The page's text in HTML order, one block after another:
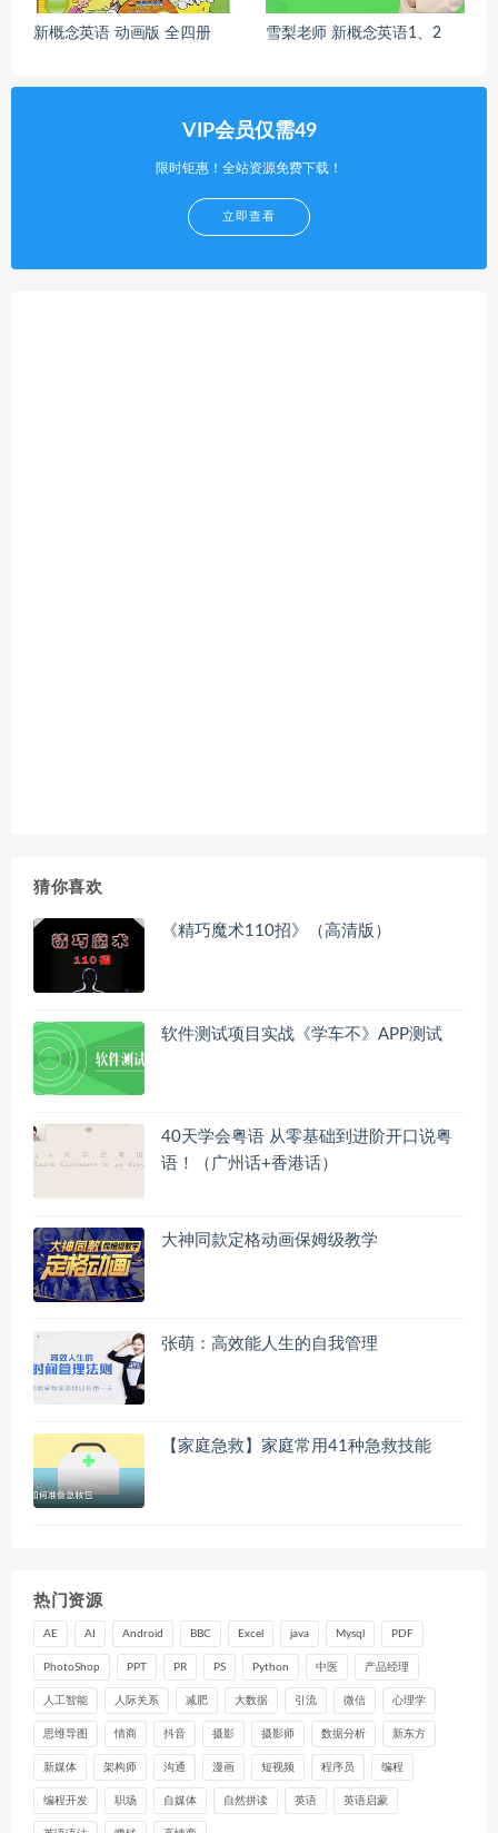
新概念英语 动画版 全四册 雪梨老师 新概念英语1、2
VIP会员仅需49
限时钜惠！全站资源免费下载！
立即查看
猜你喜欢
《精巧魔术110招》（高清版）
软件测试项目实战《学车不》APP测试
40天学会粤语 从零基础到进阶开口说粤
语！（广州话+香港话）
大神同款定格动画保姆级教学
张萌：高效能人生的自我管理
【家庭急救】家庭常用41种急救技能
热门资源
AE AI Android BBC Excel java Mysql PDF
PhotoShop PPT PR PS Python 中医 产品经理
人工智能 人际关系 减肥 大数据 引流 微信 心理学
思维导图 情商 抖音 摄影 摄影师 数据分析 新东方
新媒体 架构师 沟通 漫画 短视频 程序员 编程
编程开发 职场 自媒体 自然拼读 英语 英语启蒙